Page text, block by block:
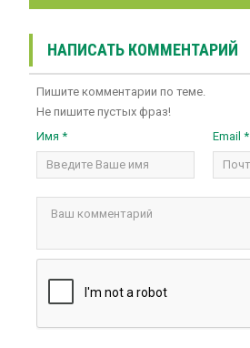
НАПИСАТЬ КОММЕНТАРИЙ
Пишите комментарии по теме.
Не пишите пустых фраз!
Имя *
Email *